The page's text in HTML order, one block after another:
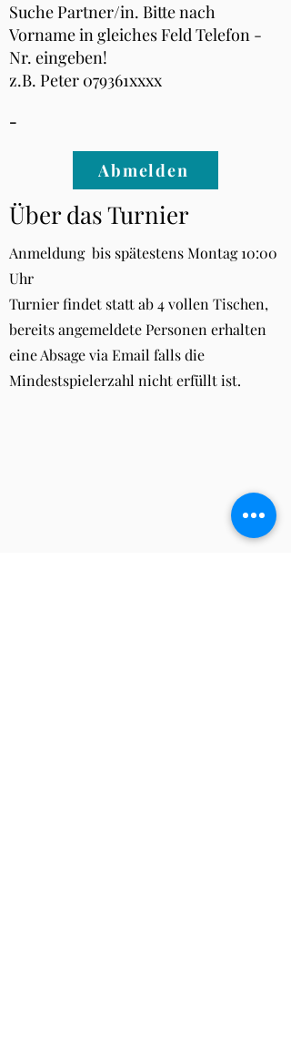
Suche Partner/in. Bitte nach
Vorname in gleiches Feld Telefon -
Nr. eingeben!
z.B. Peter 079361xxxx
-
Abmelden
Über das Turnier
Anmeldung bis spätestens Montag 10:00
Uhr
Turnier findet statt ab 4 vollen Tischen,
bereits angemeldete Personen erhalten
eine Absage via Email falls die
Mindestspielerzahl nicht erfüllt ist.